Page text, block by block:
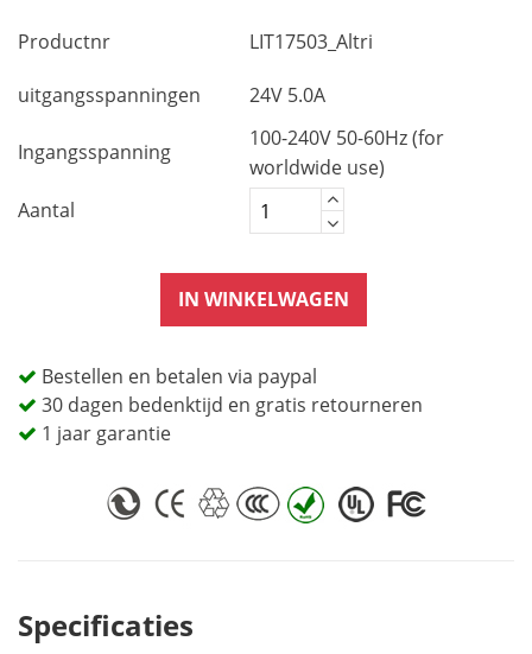
Productnr LIT17503_Altri
uitgangsspanningen 24V 5.0A
Ingangsspanning
100-240V 50-60Hz (for
worldwide use)
Aantal
IN WINKELWAGEN
Bestellen en betalen via paypal
30 dagen bedenktijd en gratis retourneren
1 jaar garantie
Specificaties